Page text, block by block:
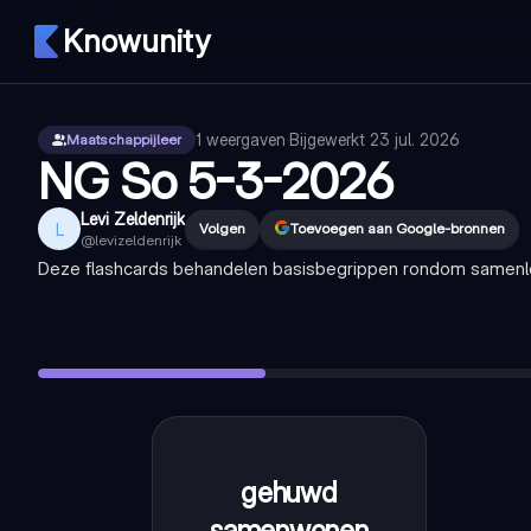
Knowunity
Maatschappijleer 1 weergaven·Bijgewerkt 23 jul. 2026
NG So 5-3-2026
L Levi Zeldenrijk
@levizeldenrijk
Volgen Toevoegen aan Google-bronnen
Deze flashcards behandelen basisbegrippen rondom
gehuwd
een
getrouwd
ongehuwd samenwonen—twee mensen die bij elkaar
ouder met twee kind (eren)
samengesteld gezin
vader moeder met kinderen